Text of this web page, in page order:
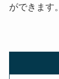
ができます。